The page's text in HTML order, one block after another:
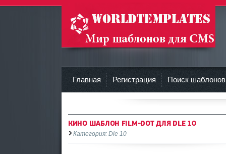
Шаблоны DLE 10.1, DLE 10.0, DLE 9.x, русские
Главная Регистрация Поиск шаблонов
КИНО ШАБЛОН FILM-DOT ДЛЯ DLE 10
Категория: Dle 10